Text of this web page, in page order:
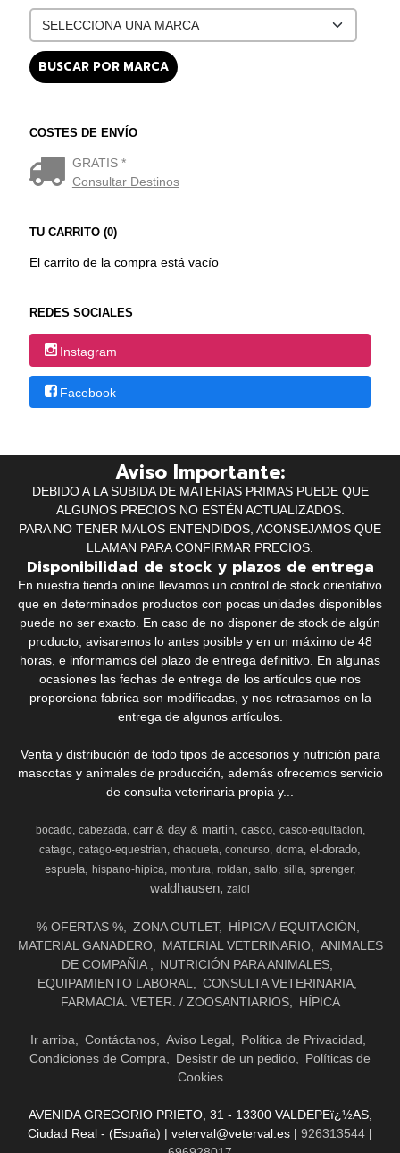
COSTES DE ENVÍO
GRATIS *
Consultar Destinos
TU CARRITO (0)
El carrito de la compra está vacío
REDES SOCIALES
Instagram
Facebook
Aviso Importante:
DEBIDO A LA SUBIDA DE MATERIAS PRIMAS PUEDE QUE
ALGUNOS PRECIOS NO ESTÉN ACTUALIZADOS.
PARA NO TENER MALOS ENTENDIDOS, ACONSEJAMOS QUE
LLAMAN PARA CONFIRMAR PRECIOS.
Disponibilidad de stock y plazos de entrega
En nuestra tienda online llevamos un control de stock orientativo
que en determinados productos con pocas unidades disponibles
puede no ser exacto. En caso de no disponer de stock de algún
producto, avisaremos lo antes posible y en un máximo de 48
horas, e informamos del plazo de entrega definitivo. En algunas
ocasiones las fechas de entrega de los artículos que nos
proporciona fabrica son modificadas, y nos retrasamos en la
entrega de algunos artículos.
Venta y distribución de todo tipos de accesorios y nutrición para
mascotas y animales de producción, además ofrecemos servicio
de consulta veterinaria propia y...
bocado cabezada carr & day & martin casco
casco-equitacion
catago catago-equestrian chaqueta concurso doma el-dorado
espuela hispano-hipica montura roldan salto silla sprenger
waldhausen zaldi
% OFERTAS % ZONA OUTLET
HÍPICA / EQUITACIÓN
MATERIAL GANADERO
MATERIAL VETERINARIO
ANIMALES
DE COMPAÑIA
NUTRICIÓN PARA ANIMALES
EQUIPAMIENTO LABORAL
CONSULTA VETERINARIA
FARMACIA. VETER. / ZOOSANTIARIOS
HÍPICA
Ir arriba Contáctanos Aviso Legal
Política de Privacidad
Condiciones de Compra
Desistir de un pedido
Políticas de
Cookies
AVENIDA GREGORIO PRIETO, 31 - 13300 VALDEPEï¿½AS,
Ciudad Real - (España) | veterval@veterval.es | 926313544 |